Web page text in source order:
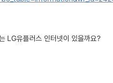
LG유플러스 인터넷이 있을까요?